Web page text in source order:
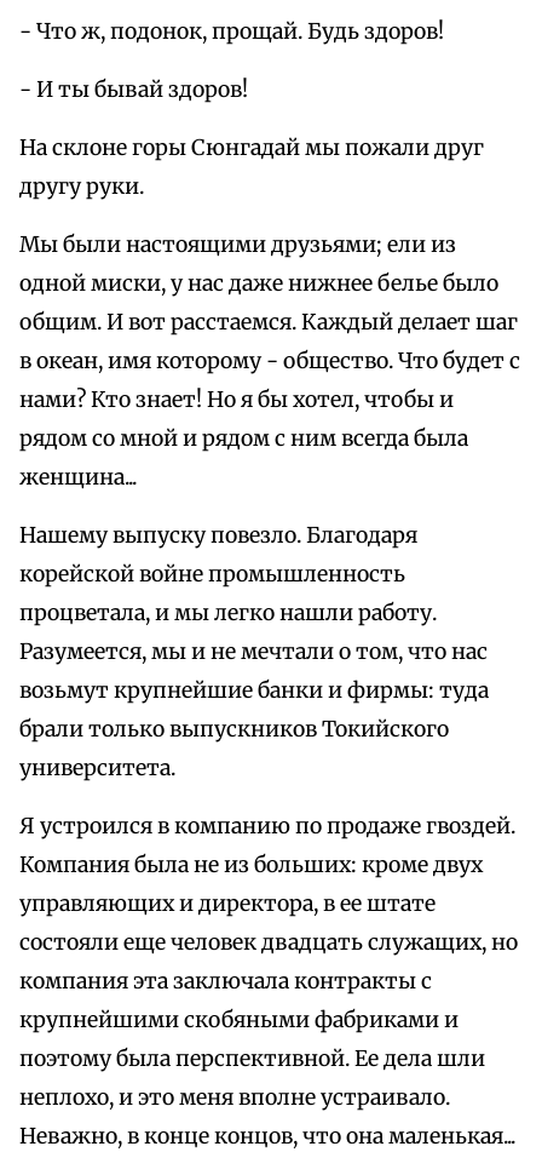
- Что ж, подонок, прощай. Будь здоров!
- И ты бывай здоров!
На склоне горы Сюнгадай мы пожали друг
другу руки.
Мы были настоящими друзьями; ели из
одной миски, у нас даже нижнее белье было
общим. И вот расстаемся. Каждый делает шаг
в океан, имя которому - общество. Что будет с
нами? Кто знает! Но я бы хотел, чтобы и
рядом со мной и рядом с ним всегда была
женщина...
Нашему выпуску повезло. Благодаря
корейской войне промышленность
процветала, и мы легко нашли работу.
Разумеется, мы и не мечтали о том, что нас
возьмут крупнейшие банки и фирмы: туда
брали только выпускников Токийского
университета.
Я устроился в компанию по продаже гвоздей.
Компания была не из больших: кроме двух
управляющих и директора, в ее штате
состояли еще человек двадцать служащих, но
компания эта заключала контракты с
крупнейшими скобяными фабриками и
поэтому была перспективной. Ее дела шли
неплохо, и это меня вполне устраивало.
Неважно, в конце концов, что она маленькая...